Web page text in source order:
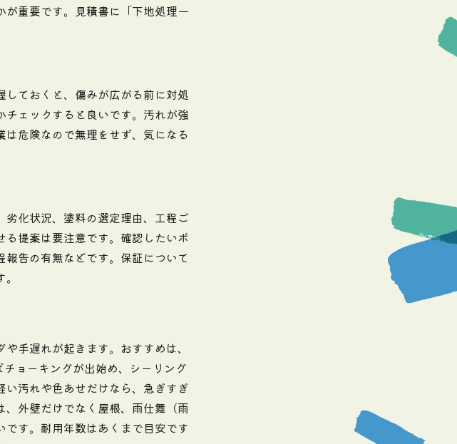
重要です。見積書に「下地処理一
ておくと、傷みが広がる前に対処
ェックすると良いです。汚れが強
危険なので無理をせず、気になる
化状況、塗料の選定理由、工程ご
提案は要注意です。確認したいポ
告の有無などです。保証について
手遅れが起きます。おすすめは、
ョーキングが出始め、シーリング
汚れや色あせだけなら、急ぎすぎ
外壁だけでなく屋根、雨仕舞（雨
す。耐用年数はあくまで目安です